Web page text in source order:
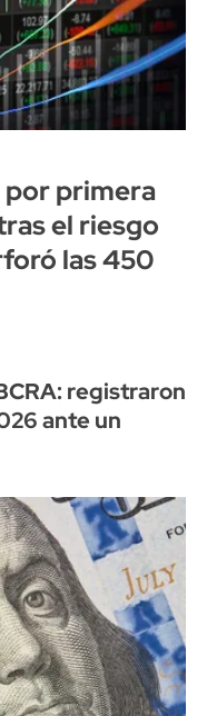
por primera
el riesgo
las 450
registraron
ante un